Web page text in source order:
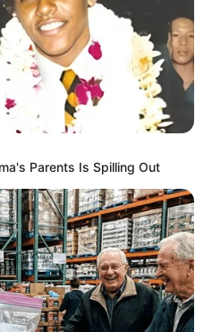
Parents Is Spilling Out